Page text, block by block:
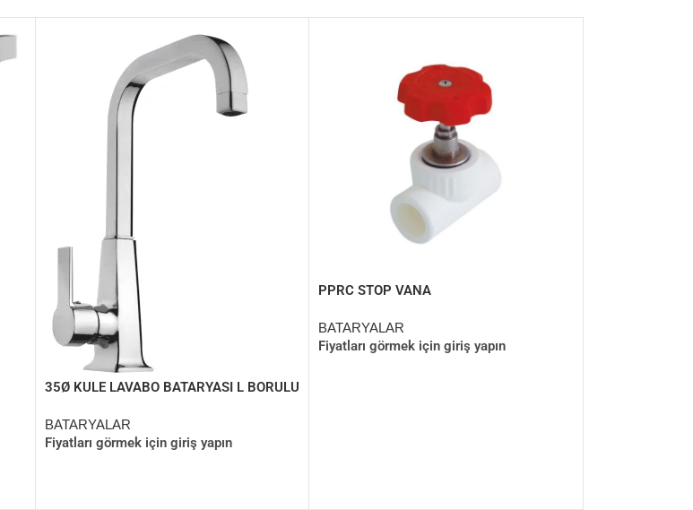
35Ø KULE LAVABO BATARYASI L BORULU
BATARYALAR
Fiyatları görmek için giriş yapın
PPRC STOP VANA
BATARYALAR
Fiyatları görmek için giriş yapın